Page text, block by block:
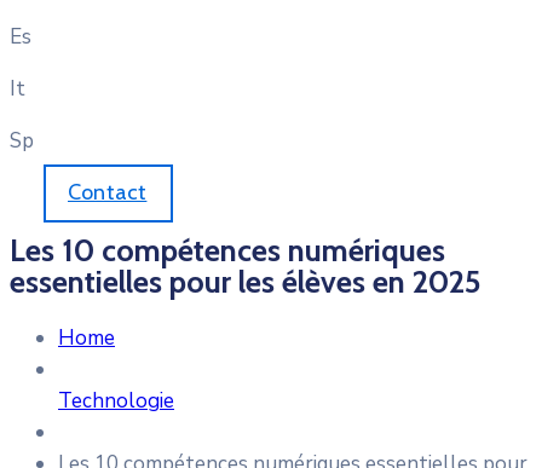
Es
It
Sp
Contact
Les 10 compétences numériques
essentielles pour les élèves en 2025
Home
Technologie